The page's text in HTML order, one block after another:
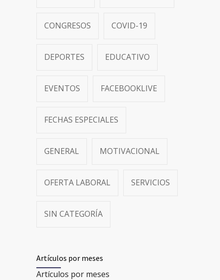
CONGRESOS COVID-19
DEPORTES EDUCATIVO
EVENTOS FACEBOOKLIVE
FECHAS ESPECIALES
GENERAL MOTIVACIONAL
OFERTA LABORAL SERVICIOS
SIN CATEGORÍA
Artículos por meses
Artículos por meses